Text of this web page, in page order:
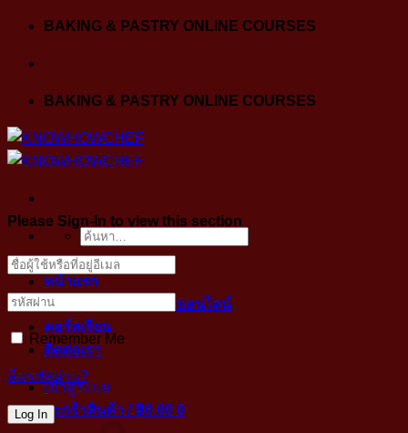
Skip
content
BAKING & PASTRY ONLINE COURSES
BAKING & PASTRY ONLINE COURSES
ค้นหา:
หน้าแรก
ขั้นตอนการเข้าคลาสออนไลน์
คอร์สเรียน
ติดต่อเรา
เข้าสู่ระบบ
ตะกร้าสินค้า / ฿0.00 0
Please Sign-In to view this section
Remember Me
ลืมรหัสผ่าน?